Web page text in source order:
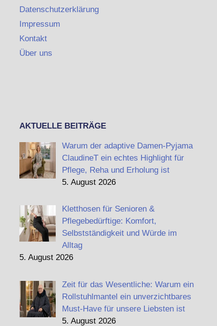
Datenschutzerklärung
Impressum
Kontakt
Über uns
AKTUELLE BEITRÄGE
Warum der adaptive Damen-Pyjama
ClaudineT ein echtes Highlight für
Pflege, Reha und Erholung ist
5. August 2026
Kletthosen für Senioren &
Pflegebedürftige: Komfort,
Selbstständigkeit und Würde im
Alltag
5. August 2026
Zeit für das Wesentliche: Warum ein
Rollstuhlmantel ein unverzichtbares
Must-Have für unsere Liebsten ist
5. August 2026